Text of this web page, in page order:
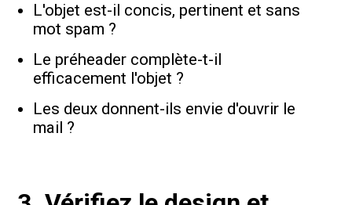
L'objet est-il concis, pertinent et sans
mot spam ?
Le préheader complète-t-il
efficacement l'objet ?
Les deux donnent-ils envie d'ouvrir le
mail ?